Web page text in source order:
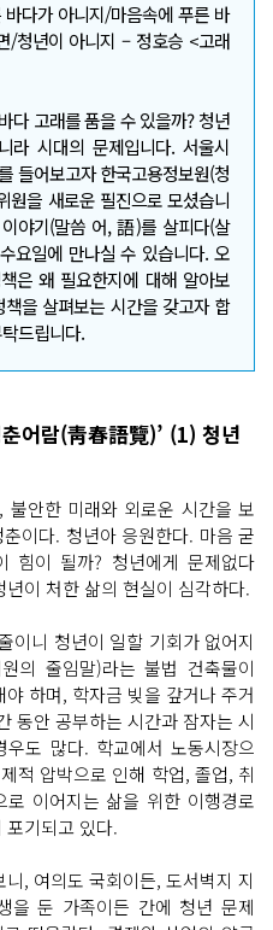
다가 아니지/마음속에 푸른 바
/청년이 아니지 – 정호승 <고래
다 고래를 품을 수 있을까? 청년
라 시대의 문제입니다. 서울시
들어보고자 한국고용정보원(청
원을 새로운 필진으로 모셨습니
야기(말씀 어, 語)를 살피다(살
요일에 만나실 수 있습니다. 오
은 왜 필요한지에 대해 알아보
을 살펴보는 시간을 갖고자 합
드립니다.
어람(靑春語覽)’ (1) 청년
안한 미래와 외로운 시간을 보
이다. 청년아 응원한다. 마음 굳
힘이 될까? 청년에게 문제없다
이 처한 삶의 현실이 심각하다.
이니 청년이 일할 기회가 없어지
의 줄임말)라는 불법 건축물이
하며, 학자금 빚을 갚거나 주거
동안 공부하는 시간과 잠자는 시
도 많다. 학교에서 노동시장으
적 압박으로 인해 학업, 졸업, 취
이어지는 삶을 위한 이행경로
포기되고 있다.
, 여의도 국회이든, 도서벽지 지
을 둔 가족이든 간에 청년 문제